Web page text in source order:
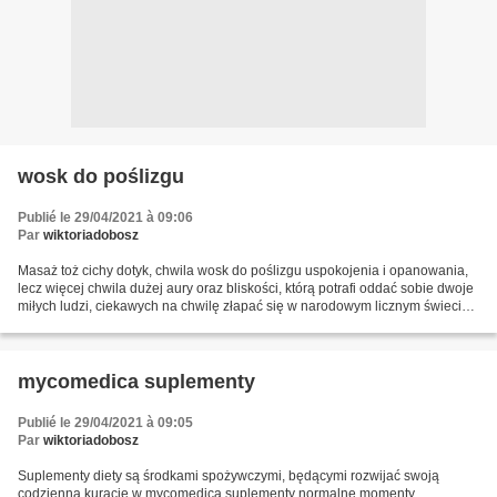
wosk do poślizgu
Publié le 29/04/2021 à 09:06
Par wiktoriadobosz
Masaż toż cichy dotyk, chwila wosk do poślizgu uspokojenia i opanowania,
lecz więcej chwila dużej aury oraz bliskości, którą potrafi oddać sobie dwoje
miłych ludzi, ciekawych na chwilę złapać się w narodowym licznym świecie z
mycomedica suplementy
Publié le 29/04/2021 à 09:05
Par wiktoriadobosz
Suplementy diety są środkami spożywczymi, będącymi rozwijać swoją
codzienną kurację w mycomedica suplementy normalne momenty